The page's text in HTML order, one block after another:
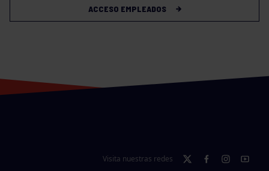
ACCESO EMPLEADOS
Visita nuestras redes